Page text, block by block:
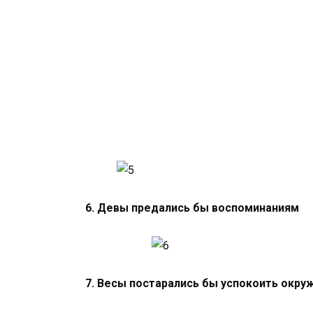
6. Девы предались бы воспоминаниям
7. Весы постарались бы успокоить